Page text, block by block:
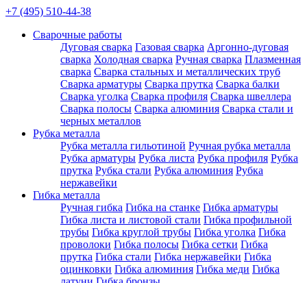
+7 (495) 510-44-38
Сварочные работы
Дуговая сварка Газовая сварка Аргонно-дуговая
сварка Холодная сварка Ручная сварка Плазменная
сварка Сварка стальных и металлических труб
Сварка арматуры Сварка прутка Сварка балки
Сварка уголка Сварка профиля Сварка швеллера
Сварка полосы Сварка алюминия Сварка стали и
черных металлов
Рубка металла
Рубка металла гильотиной Ручная рубка металла
Рубка арматуры Рубка листа Рубка профиля Рубка
прутка Рубка стали Рубка алюминия Рубка
нержавейки
Гибка металла
Ручная гибка Гибка на станке Гибка арматуры
Гибка листа и листовой стали Гибка профильной
трубы Гибка круглой трубы Гибка уголка Гибка
проволоки Гибка полосы Гибка сетки Гибка
прутка Гибка стали Гибка нержавейки Гибка
оцинковки Гибка алюминия Гибка меди Гибка